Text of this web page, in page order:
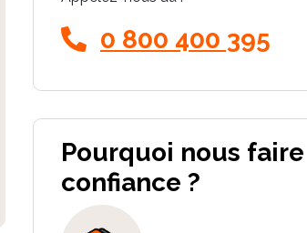
0 800 400 395
Pourquoi nous faire
confiance ?